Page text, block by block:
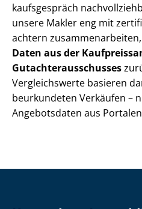
kaufs­ge­spräch
unsere Makler eng mit
ach­tern
Daten aus der
Gut­ach­ter­aus­schus­ses
Vergleichswerte basieren
beurkundeten Verkäufen –
Angebotsdaten aus